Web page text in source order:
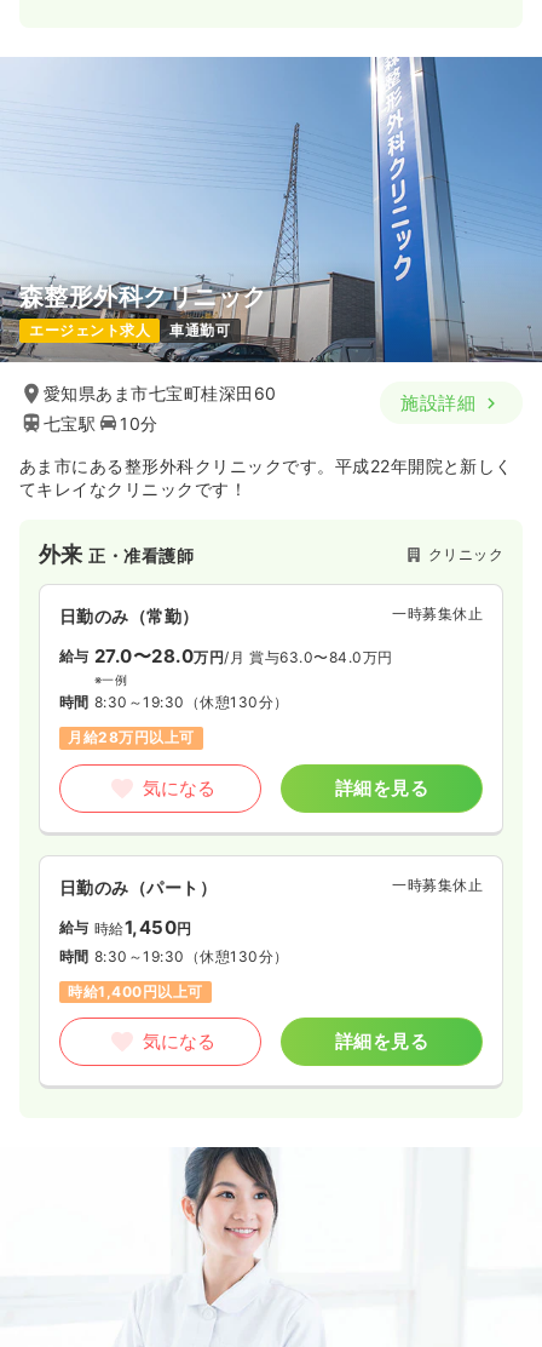
森整形外科クリニック
エージェント求人 車通勤可
愛知県あま市七宝町桂深田60
七宝駅
10分
施設詳細
あま市にある整形外科クリニックです。平成22年開院と新しく
てキレイなクリニックです！
外来正・准看護師 クリニック
日勤のみ（常勤） 一時募集休止
給与 27.0〜28.0万円/月 賞与63.0〜84.0万円
※一例
時間 8:30～19:30 （休憩130分）
月給28万円以上可
気になる 詳細を見る
日勤のみ（パート） 一時募集休止
給与 時給1,450円
時間 8:30～19:30 （休憩130分）
時給1,400円以上可
気になる 詳細を見る